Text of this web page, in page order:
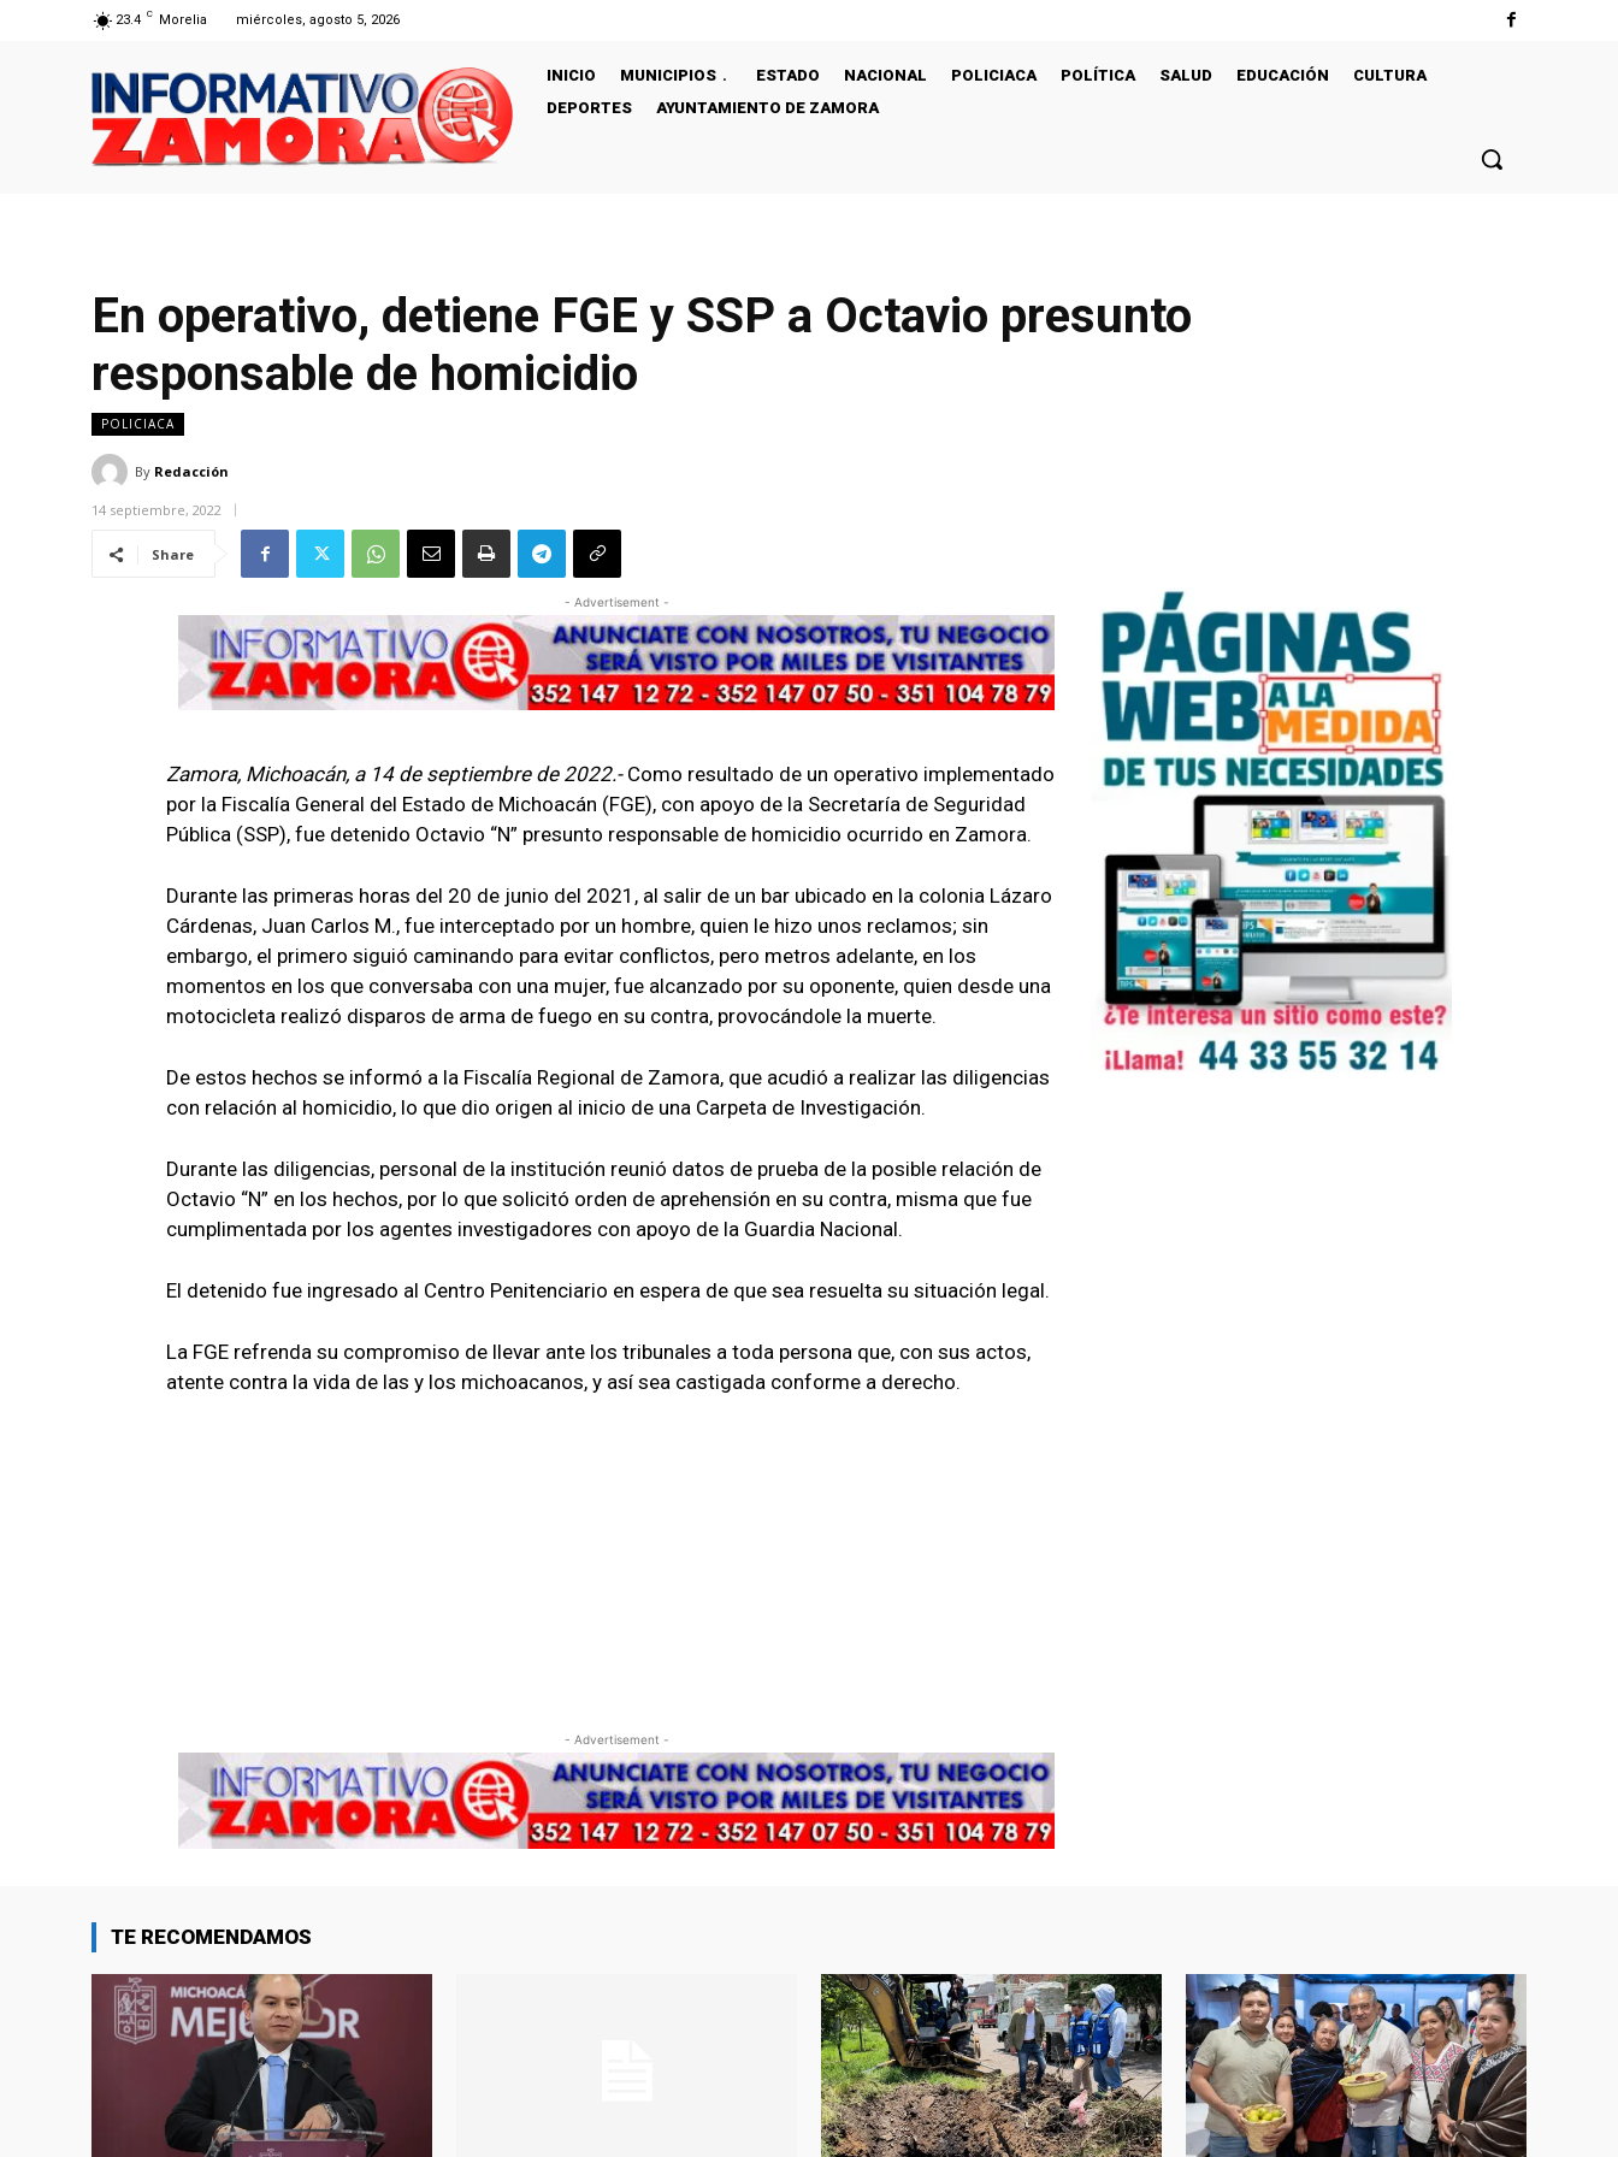
23.4 C Morelia miércoles, agosto 5, 2026
INICIO MUNICIPIOS ESTADO NACIONAL POLICIACA POLÍTICA SALUD EDUCACIÓN
CULTURA
DEPORTES
AYUNTAMIENTO DE ZAMORA
En operativo, detiene FGE y SSP a Octavio presunto
responsable de homicidio
POLICIACA
By Redacción
14 septiembre, 2022
Share
- Advertisement -
Zamora, Michoacán, a 14 de septiembre de 2022.-Como resultado de un operativo implementado
por la Fiscalía General del Estado de Michoacán (FGE), con apoyo de la Secretaría de Seguridad
Pública (SSP), fue detenido Octavio “N” presunto responsable de homicidio ocurrido en Zamora.
Durante las primeras horas del 20 de junio del 2021, al salir de un bar ubicado en la colonia Lázaro
Cárdenas, Juan Carlos M., fue interceptado por un hombre, quien le hizo unos reclamos; sin
embargo, el primero siguió caminando para evitar conflictos, pero metros adelante, en los
momentos en los que conversaba con una mujer, fue alcanzado por su oponente, quien desde una
motocicleta realizó disparos de arma de fuego en su contra, provocándole la muerte.
De estos hechos se informó a la Fiscalía Regional de Zamora, que acudió a realizar las diligencias
con relación al homicidio, lo que dio origen al inicio de una Carpeta de Investigación.
Durante las diligencias, personal de la institución reunió datos de prueba de la posible relación de
Octavio “N” en los hechos, por lo que solicitó orden de aprehensión en su contra, misma que fue
cumplimentada por los agentes investigadores con apoyo de la Guardia Nacional.
El detenido fue ingresado al Centro Penitenciario en espera de que sea resuelta su situación legal.
La FGE refrenda su compromiso de llevar ante los tribunales a toda persona que, con sus actos,
atente contra la vida de las y los michoacanos, y así sea castigada conforme a derecho.
- Advertisement -
TE RECOMENDAMOS